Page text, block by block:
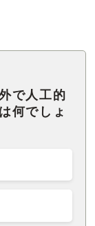
で人工的
何でしょ